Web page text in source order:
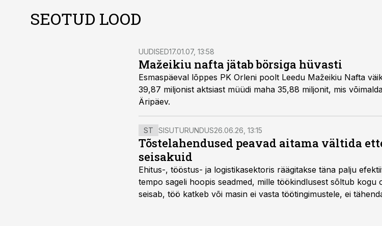
SEOTUD LOOD
UUDISED17.01.07, 13:58
Mažeikiu nafta jätab börsiga hüvasti
Esmaspäeval lõppes PK Orleni poolt Leedu Mažeikiu Nafta väikeaktsionäridele tehtud pakkumise tähtaeg,
39,87 miljonist aktsiast müüdi maha 35,88 miljonit, mis võimaldab firma börsilt minema viia, kirjutas
Äripäev.
ST SISUTURUNDUS26.06.26, 13:15
Tõstelahendused peavad aitama vältida
seisakuid
Ehitus-, tööstus- ja logistikasektoris räägitakse täna palju
tempo sageli hoopis seadmed, mille töökindlusest sõltub kogu
seisab, töö katkeb või masin ei vasta töötingimustele, ei